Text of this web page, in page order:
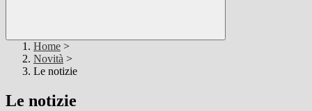
Home >
Novità >
Le notizie
Le notizie